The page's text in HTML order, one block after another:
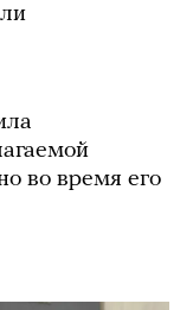
во время его